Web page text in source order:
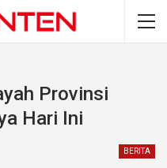
Provinsi
Hari Ini
BERITA